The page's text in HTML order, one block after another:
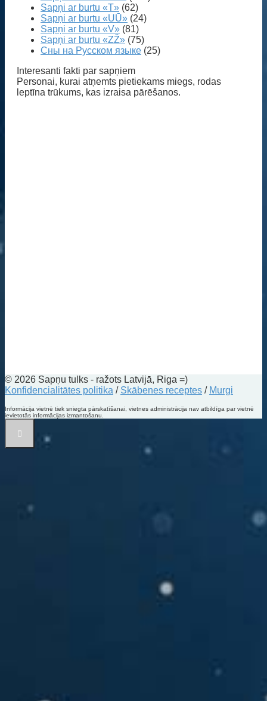
Sapņi ar burtu «T» (62)
Sapņi ar burtu «UŪ» (24)
Sapņi ar burtu «V» (81)
Sapņi ar burtu «ZŽ» (75)
Сны на Русском языке (25)
Interesanti fakti par sapņiem
Personai, kurai atņemts pietiekams miegs, rodas
leptīna trūkums, kas izraisa pārēšanos.
© 2026 Sapņu tulks - ražots Latvijā, Riga =)
Konfidencialitātes politika / Skābenes receptes / Murgi
Informācija vietnē tiek sniegta pārskatīšanai, vietnes administrācija nav atbildīga par vietnē
ievietotās informācijas izmantošanu.